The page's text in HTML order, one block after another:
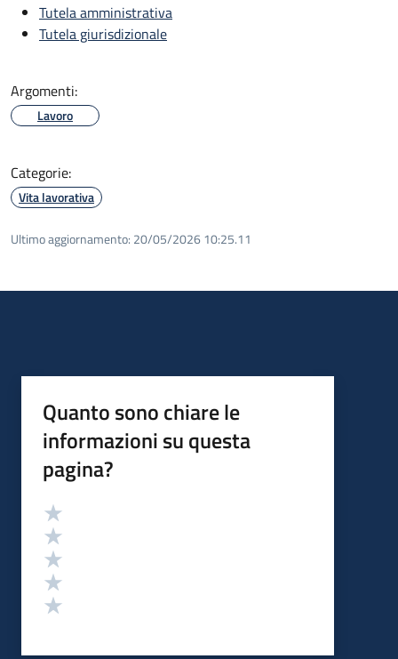
Tutela amministrativa
Tutela giurisdizionale
Argomenti:
Lavoro
Categorie:
Vita lavorativa
Ultimo aggiornamento: 20/05/2026 10:25.11
Quanto sono chiare le
informazioni su questa
pagina?
Valutazione